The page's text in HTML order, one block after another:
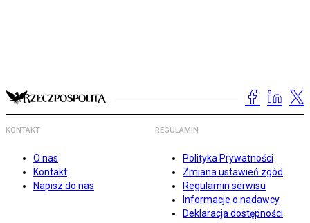
KONTAKT
O nas
Kontakt
Napisz do nas
REGULAMIN
Polityka Prywatności
Zmiana ustawień zgód
Regulamin serwisu
Informacje o nadawcy
Deklaracja dostępności